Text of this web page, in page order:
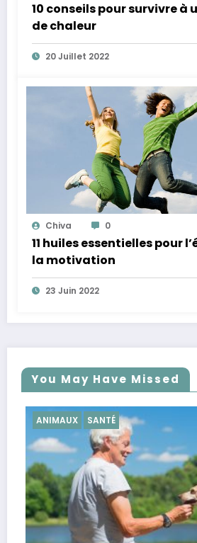
10 conseils pour survivre à
de chaleur
20 Juillet 2022
Chiva 0
11 huiles essentielles pour
la motivation
23 Juin 2022
You May Have Missed